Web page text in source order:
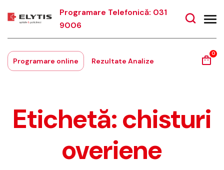
Programare Telefonică: 031
9006
Programare online Rezultate Analize
0
Etichetă:chisturi
overiene